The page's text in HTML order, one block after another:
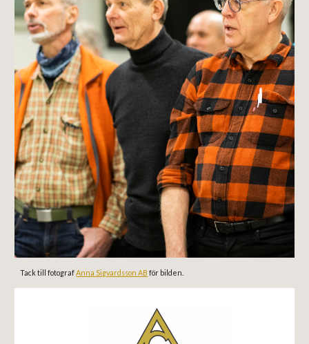
Tack till fotografAnna Sigvardsson AB för bilden.